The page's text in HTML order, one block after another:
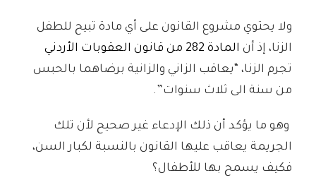
ولا يحتوي مشروع القانون على أي مادة تبيح للطفل
الزنا، إذ أن المادة 282 من قانون العقوبات الأردني
تجرم الزنا، “يعاقب الزاني والزانية برضاهما بالحبس
من سنة الى ثلاث سنوات”.
وهو ما يؤكد أن ذلك الإدعاء غير صحيح لأن تلك
الجريمة يعاقب عليها القانون بالنسبة لكبار السن،
فكيف يسمح بها للأطفال؟